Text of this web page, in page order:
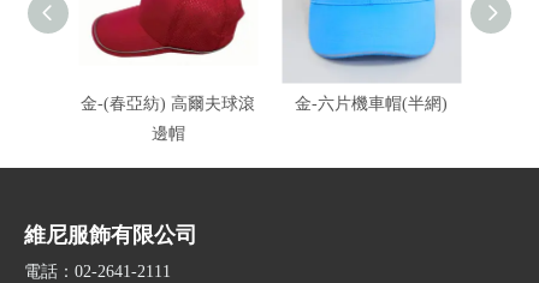
金-(春亞紡) 高爾夫球滾
邊帽
金-六片機車帽(半網)
維尼服飾有限公司
電話：02-2641-2111